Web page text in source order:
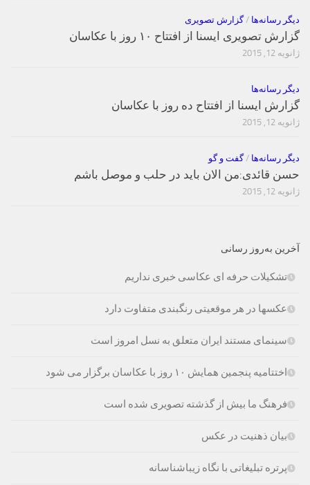
دیگر رسانه‌ها /گزارش تصویری
گزارش تصویری ایسنا از افتتاح ۱۰ روز با عکاسان
ژانویه 12, 2015
دیگر رسانه‌ها
گزارش ایسنا از افتتاح ده روز با عکاسان
ژانویه 12, 2015
دیگر رسانه‌ها /گفت و گو
حسن قائدی:من الان باید در حلب و موصل باشم
ژانویه 12, 2015
آخرین به‌روز رسانی
تشکیلات حرفه ای عکاسی خبری نداریم
عکسها در هر موقعیتی رنگبندی متفاوت دارد
سینمای مستند ایران متعلق به نسل امروز است
اختتامیه پنجمین همایش ۱۰ روز با عکاسان برگزار می شود
فرهنگ ما بیش از گذشته تصویری شده است
بیان ذهنیت در عکس
پرتره تبلیغاتی با نگاه زیباشناسانه